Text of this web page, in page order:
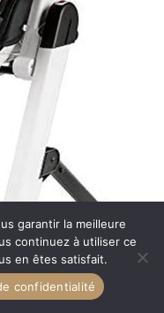
garantir la meilleure
continuez à utiliser ce
en êtes satisfait.
confidentialité